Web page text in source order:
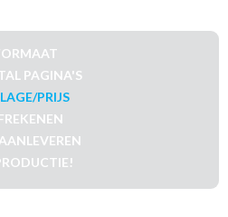
PAGINA'S
PRIJS